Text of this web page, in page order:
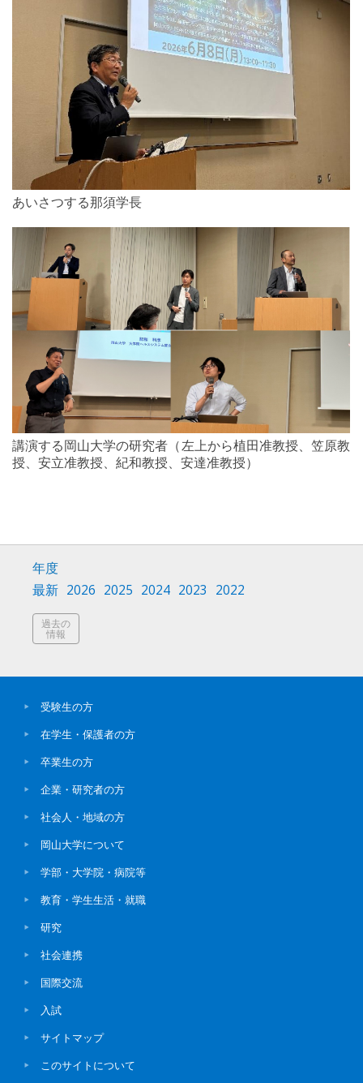
あいさつする那須学長
講演する岡山大学の研究者（左上から植田准教授、笠原教
授、安立准教授、紀和教授、安達准教授）
年度
最新 2026 2025 2024 2023 2022
過去の
情報
受験生の方
在学生・保護者の方
卒業生の方
企業・研究者の方
社会人・地域の方
岡山大学について
学部・大学院・病院等
教育・学生生活・就職
研究
社会連携
国際交流
入試
サイトマップ
このサイトについて